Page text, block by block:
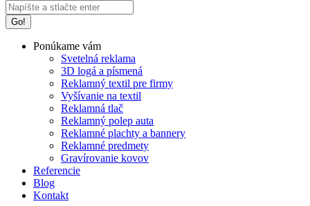
Ponúkame vám
Svetelná reklama
3D logá a písmená
Reklamný textil pre firmy
Vyšívanie na textil
Reklamná tlač
Reklamný polep auta
Reklamné plachty a bannery
Reklamné predmety
Gravírovanie kovov
Referencie
Blog
Kontakt